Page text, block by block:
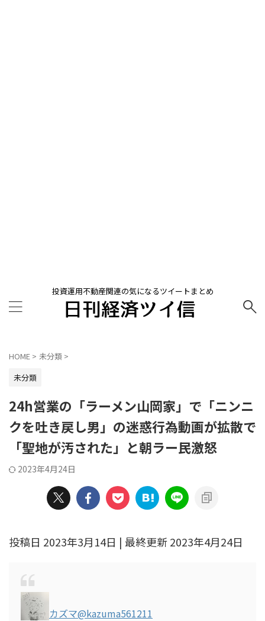
投資運用不動産関連の気になるツイートまとめ
HOME > 未分類 >
未分類
24h営業の「ラーメン山岡家」で「ニンニ
クを吐き戻し男」の迷惑行為動画が拡散で
「聖地が汚された」と朝ラー民激怒
2023年4月24日
投稿日 2023年3月14日 | 最終更新 2023年4月24日
カズマ@kazuma561211